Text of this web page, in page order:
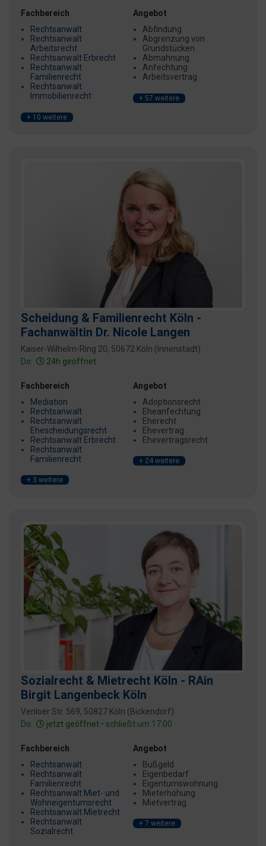
Fachbereich
Rechtsanwalt
Rechtsanwalt
Arbeitsrecht
Rechtsanwalt Erbrecht
Rechtsanwalt
Familienrecht
Rechtsanwalt
Immobilienrecht
+ 10 weitere
Angebot
Abfindung
Abgrenzung von
Grundstücken
Abmahnung
Anfechtung
Arbeitsvertrag
+ 57 weitere
Scheidung & Familienrecht Köln -
Fachanwältin Dr. Nicole Langen
Kaiser-Wilhelm-Ring 20, 50672 Köln (Innenstadt)
Do:
24h geöffnet
Fachbereich
Mediation
Rechtsanwalt
Rechtsanwalt
Ehescheidungsrecht
Rechtsanwalt Erbrecht
Rechtsanwalt
Familienrecht
+ 3 weitere
Angebot
Adoptionsrecht
Eheanfechtung
Eherecht
Ehevertrag
Ehevertragsrecht
+ 24 weitere
Sozialrecht & Mietrecht Köln - RAin
Birgit Langenbeck Köln
Venloer Str. 569, 50827 Köln (Bickendorf)
Do:
jetzt geöffnet • schließt um 17:00
Fachbereich
Rechtsanwalt
Rechtsanwalt
Familienrecht
Rechtsanwalt Miet- und
Wohneigentumsrecht
Rechtsanwalt Mietrecht
Rechtsanwalt
Sozialrecht
Angebot
Bußgeld
Eigenbedarf
Eigentumswohnung
Mieterhöhung
Mietvertrag
+ 7 weitere